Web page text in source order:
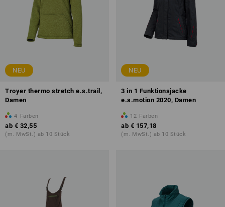
NEU
Troyer thermo stretch e.s.trail,
Damen
4 Farben
ab € 32,55
(m. MwSt.) ab 10 Stück
NEU
3 in 1 Funktionsjacke
e.s.motion 2020, Damen
12 Farben
ab € 157,18
(m. MwSt.) ab 10 Stück